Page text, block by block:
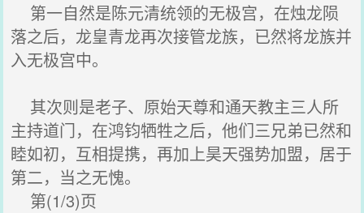
第一自然是陈元清统领的无极宫，在烛龙陨
落之后，龙皇青龙再次接管龙族，已然将龙族并
入无极宫中。
其次则是老子、原始天尊和通天教主三人所
主持道门，在鸿钧牺牲之后，他们三兄弟已然和
睦如初，互相提携，再加上昊天强势加盟，居于
第二，当之无愧。
第(1/3)页